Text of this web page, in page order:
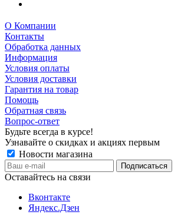
О Компании
Контакты
Обработка данных
Информация
Условия оплаты
Условия доставки
Гарантия на товар
Помощь
Обратная связь
Вопрос-ответ
Будьте всегда в курсе!
Узнавайте о скидках и акциях первым
Новости магазина
Оставайтесь на связи
Вконтакте
Яндекс.Дзен